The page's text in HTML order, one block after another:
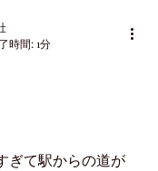
時間: 1分
ぎて駅からの道が